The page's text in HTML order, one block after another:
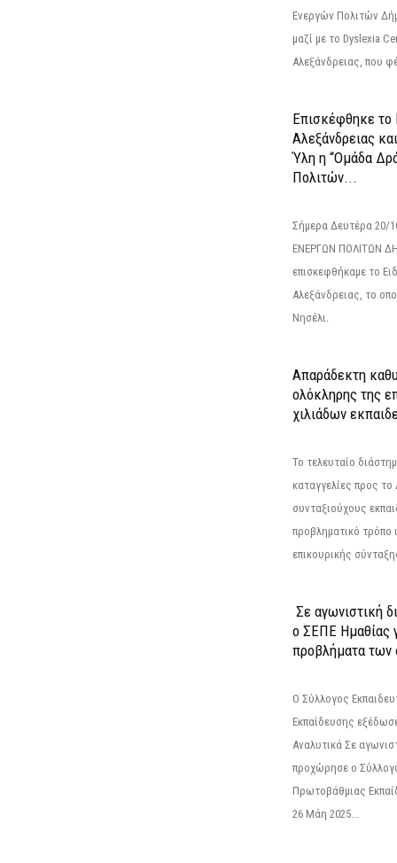
Ενεργών Πολιτών
μαζί με το Dyslexia
Αλεξάνδρειας, που
Επισκέφθηκε το
Αλεξάνδρειας
Ύλη η “Ομάδα
Πολιτών...
Σήμερα Δευτέρα
ΕΝΕΡΓΩΝ ΠΟΛΙΤΩΝ
επισκεφθήκαμε το
Αλεξάνδρειας, το
Νησέλι.
Απαράδεκτη
ολόκληρης της
χιλιάδων
Το τελευταίο
καταγγελίες προς
συνταξιούχους
προβληματικό τρόπο
επικουρικής
Σε αγωνιστική
ο ΣΕΠΕ Ημαθίας
προβλήματα των
Ο Σύλλογος
Εκπαίδευσης
Αναλυτικά Σε
προχώρησε ο
Πρωτοβάθμιας
26 Μάη 2025...